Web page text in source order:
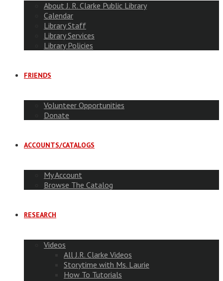
About J. R. Clarke Public Library
Calendar
Library Staff
Library Services
Library Policies
FRIENDS
Volunteer Opportunities
Donate
ACCOUNTS/CATALOGS
My Account
Browse The Catalog
RESEARCH
Videos
All J.R. Clarke Videos
Storytime with Ms. Laurie
How To Tutorials